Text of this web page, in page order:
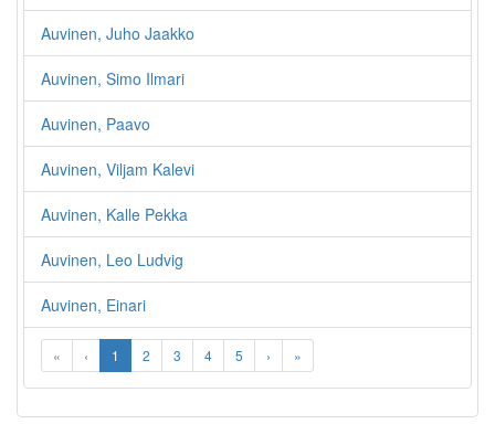
Auvinen, Juho Jaakko
Auvinen, Simo Ilmari
Auvinen, Paavo
Auvinen, Viljam Kalevi
Auvinen, Kalle Pekka
Auvinen, Leo Ludvig
Auvinen, Einari
« ‹ 1 2 3 4 5 › »